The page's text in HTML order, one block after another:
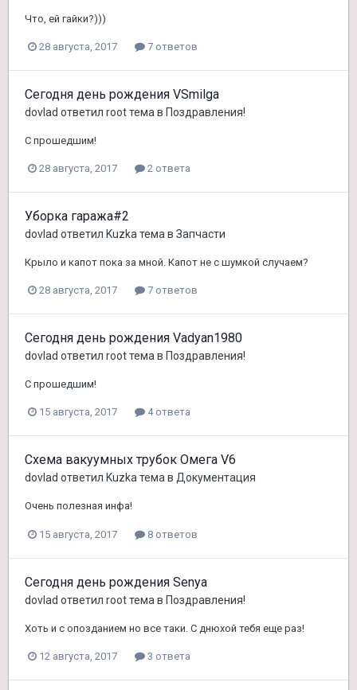
Что, ей гайки?)))
28 августа, 2017 7 ответов
Сегодня день рождения VSmilga
dovlad ответил rootтема в Поздравления!
С прошедшим!
28 августа, 2017 2 ответа
Уборка гаража#2
dovlad ответил Kuzka тема в Запчасти
Крыло и капот пока за мной. Капот не с шумкой случаем?
28 августа, 2017 7 ответов
Сегодня день рождения Vadyan1980
dovlad ответил rootтема в Поздравления!
С прошедшим!
15 августа, 2017 4 ответа
Схема вакуумных трубок Омега V6
dovlad ответил Kuzkaтема в Документация
Очень полезная инфа!
15 августа, 2017 8 ответов
Сегодня день рождения Senya
dovlad ответил rootтема в Поздравления!
Хоть и с опозданием но все таки. С днюхой тебя еще раз!
12 августа, 2017 3 ответа